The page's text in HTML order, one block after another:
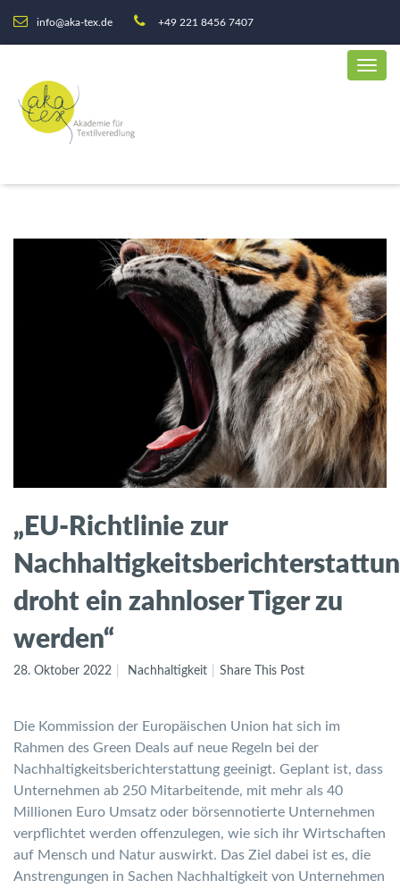
info@aka-tex.de +49 221 8456 7407
„EU-Richtlinie zur
droht ein zahnloser Tiger zu
werden“
28. Oktober 2022 Nachhaltigkeit Share This Post
Die Kommission der Europäischen Union hat sich im
Rahmen des Green Deals auf neue Regeln bei der
Nachhaltigkeitsberichterstattung geeinigt. Geplant ist, dass
Unternehmen ab 250 Mitarbeitende, mit mehr als 40
Millionen Euro Umsatz oder börsennotierte Unternehmen
verpflichtet werden offenzulegen, wie sich ihr Wirtschaften
auf Mensch und Natur auswirkt. Das Ziel dabei ist es, die
Anstrengungen in Sachen Nachhaltigkeit von Unternehmen